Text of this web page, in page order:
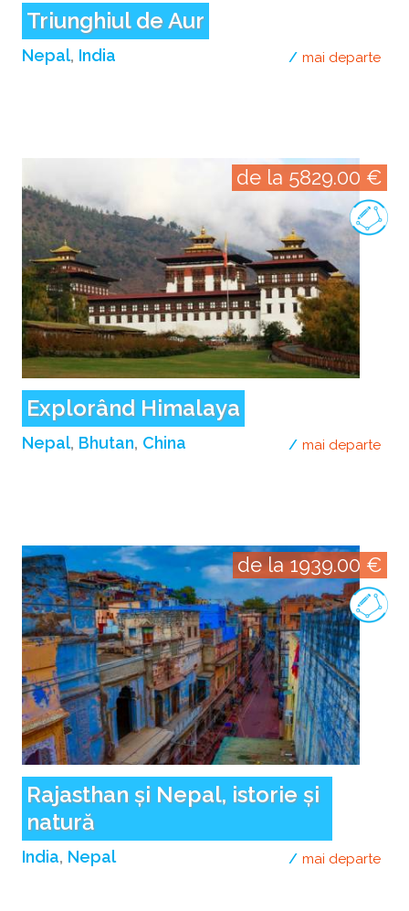
Triunghiul de Aur
Nepal India mai departe
Explorând Himalaya
Nepal Bhutan China
de la 5829.00 €
mai departe
Rajasthan și Nepal, istorie și
natură
India Nepal
de la 1939.00 €
mai departe